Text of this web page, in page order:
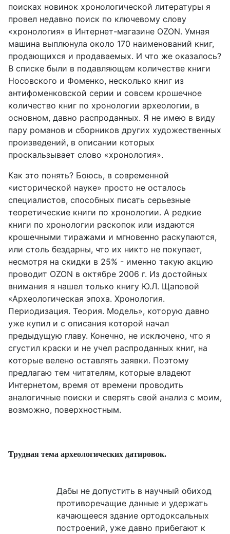
поисках новинок хронологической литературы я
провел недавно поиск по ключевому слову
«хронология» в Интернет-магазине OZON. Умная
машина выплюнула около 170 наименований книг,
продающихся и продаваемых. И что же оказалось?
В списке были в подавляющем количестве книги
Носовского и Фоменко, несколько книг из
антифоменковской серии и совсем крошечное
количество книг по хронологии археологии, в
основном, давно распроданных. Я не имею в виду
пару романов и сборников других художественных
произведений, в описании которых
проскальзывает слово «хронология».
Как это понять? Боюсь, в современной
«исторической науке» просто не осталось
специалистов, способных писать серьезные
теоретические книги по хронологии. А редкие
книги по хронологии раскопок или издаются
крошечными тиражами и мгновенно раскупаются,
или столь бездарны, что их никто не покупает,
несмотря на скидки в 25% - именно такую акцию
проводит OZON в октябре 2006 г. Из достойных
внимания я нашел только книгу Ю.Л. Щаповой
«Археологическая эпоха. Хронология.
Периодизация. Теория. Модель», которую давно
уже купил и с описания которой начал
предыдущую главу. Конечно, не исключено, что я
сгустил краски и не учел распроданных книг, на
которые велено оставлять заявки. Поэтому
предлагаю тем читателям, которые владеют
Интернетом, время от времени проводить
аналогичные поиски и сверять свой анализ с моим,
возможно, поверхностным.
Трудная тема археологических датировок.
Дабы не допустить в научный обиход
противоречащие данные и удержать
качающееся здание ортодоксальных
построений, уже давно прибегают к